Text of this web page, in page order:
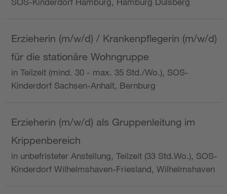
Erzieherin (m/w/d) / Krankenpflegerin (m/w/d)
für die stationäre Wohngruppe
in Teilzeit (mind. 30 - max. 35 Std./Wo.), SOS-
Kinderdorf Sachsen-Anhalt, Bernburg
Erzieherin (m/w/d) als Gruppenleitung im
Krippenbereich
in unbefristeter Anstellung, Teilzeit (33 Std.Wo.), SOS-
Kinderdorf Wilhelmshaven-Friesland, Wilhelmshaven